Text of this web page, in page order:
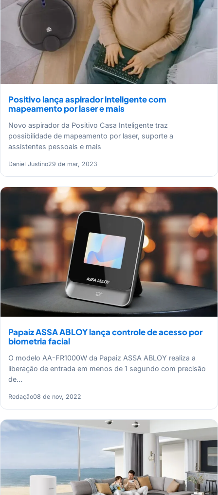
Positivo lança aspirador inteligente com
mapeamento por laser e mais
Novo aspirador da Positivo Casa Inteligente traz
possibilidade de mapeamento por laser, suporte a
assistentes pessoais e mais
Daniel Justino29 de mar, 2023
Papaiz ASSA ABLOY lança controle de acesso por
biometria facial
O modelo AA-FR1000W da Papaiz ASSA ABLOY realiza a
liberação de entrada em menos de 1 segundo com precisão
de…
Redação08 de nov, 2022